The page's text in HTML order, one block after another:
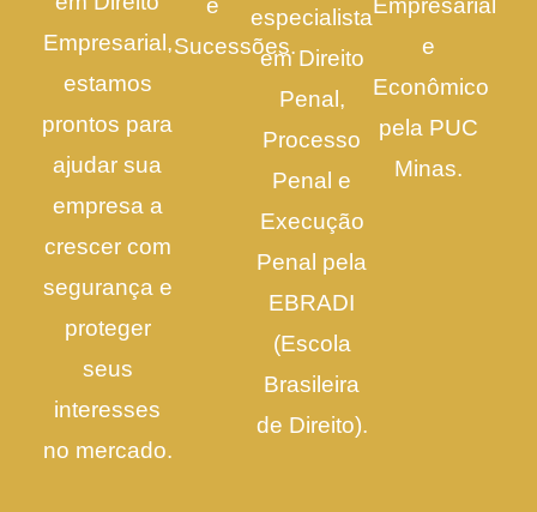
Empresarial,
estamos
prontos para
ajudar sua
empresa a
crescer com
segurança e
proteger
seus
interesses
no mercado.
e
Sucessões.
especialista
em Direito
Penal,
Processo
Penal e
Execução
Penal pela
EBRADI
(Escola
Brasileira
de Direito).
Empresarial
e
Econômico
pela PUC
Minas.